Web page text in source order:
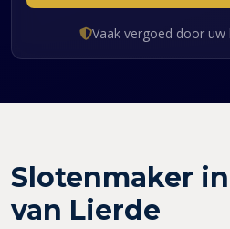
Vaak vergoed door uw
Slotenmaker
van Lierde